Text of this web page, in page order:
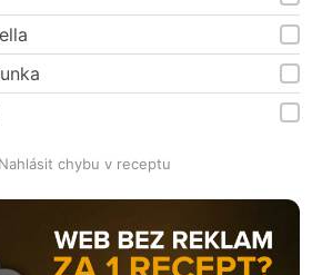
Nahlásit chybu v receptu